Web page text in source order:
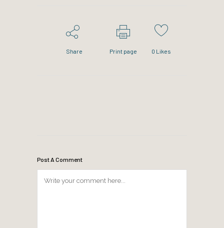
Share Print page 0 Likes
Post A Comment